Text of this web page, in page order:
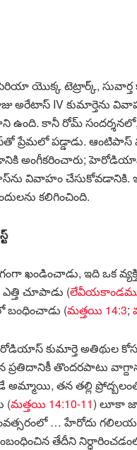
యొక్క టెట్రార్క్,
IV కుమార్తెను
కానీ రోమ్
పడ్డాడు.
అంగీకరించారు;
వివాహం
కలిగించింది.
ఖండించాడు, ఇది ఒక
చూపాడు (లేవీయకాండము
బంధించాడు (మత్తయి 14:3;
కుమార్తె అతిథుల
ప్రతిదానికీ తొందరపాటు
తన తల్లి
(మత్తయి 14:10-11) లూకా
… హేరోదు
తేదీని